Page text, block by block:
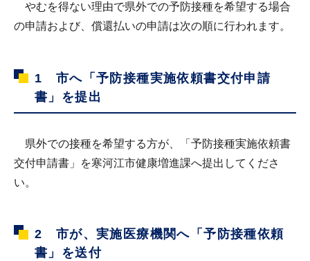
やむを得ない理由で県外での予防接種を希望する場合
の申請および、償還払いの申請は次の順に行われます。
1 市へ「予防接種実施依頼書交付申請
書」を提出
県外での接種を希望する方が、「予防接種実施依頼書
交付申請書」を寒河江市健康増進課へ提出してくださ
い。
2 市が、実施医療機関へ「予防接種依頼
書」を送付